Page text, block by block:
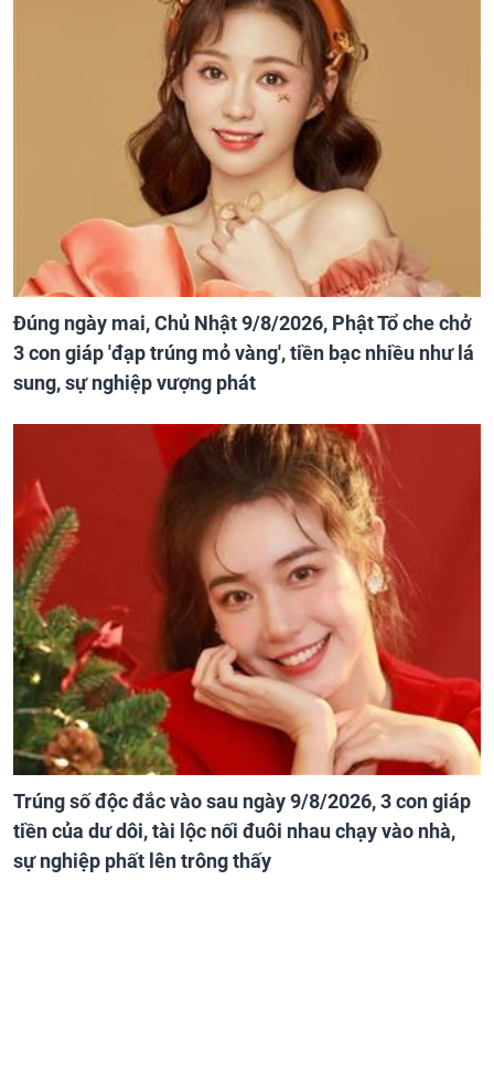
Đúng ngày mai, Chủ Nhật 9/8/2026, Phật Tổ che chở
3 con giáp 'đạp trúng mỏ vàng', tiền bạc nhiều như lá
sung, sự nghiệp vượng phát
Trúng số độc đắc vào sau ngày 9/8/2026, 3 con giáp
tiền của dư dôi, tài lộc nối đuôi nhau chạy vào nhà,
sự nghiệp phất lên trông thấy